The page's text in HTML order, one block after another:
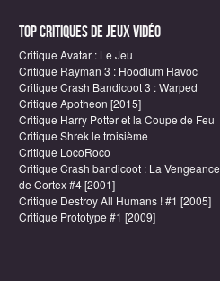
Top critiques de Jeux vidéo
Critique Avatar : Le Jeu
Critique Rayman 3 : Hoodlum Havoc
Critique Crash Bandicoot 3 : Warped
Critique Apotheon [2015]
Critique Harry Potter et la Coupe de Feu
Critique Shrek le troisième
Critique LocoRoco
Critique Crash bandicoot : La Vengeance
de Cortex #4 [2001]
Critique Destroy All Humans ! #1 [2005]
Critique Prototype #1 [2009]